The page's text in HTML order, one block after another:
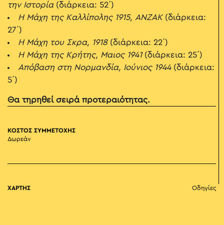
την Ιστορία(διάρκεια: 52΄)
Η Μάχη της Καλλίπολης 1915, ΑΝΖΑΚ(διάρκεια:
27΄)
Η Μάχη του Σκρα, 1918(διάρκεια: 22΄)
Η Μάχη της Κρήτης, Μαιος 1941(διάρκεια: 25΄)
Απόβαση στη Νορμανδία, Ιούνιος 1944(διάρκεια:
5΄)
Θα τηρηθεί σειρά προτεραιότητας.
ΚΟΣΤΟΣ ΣΥΜΜΕΤΟΧΗΣ
Δωρεάν
ΧΑΡΤΗΣ Οδηγίες